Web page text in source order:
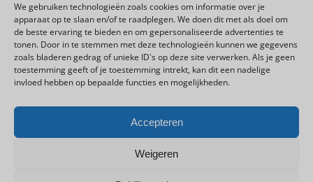
We gebruiken technologieën zoals cookies om informatie over je
apparaat op te slaan en/of te raadplegen. We doen dit met als doel om
de beste ervaring te bieden en om gepersonaliseerde advertenties te
tonen. Door in te stemmen met deze technologieën kunnen we gegevens
zoals bladeren gedrag of unieke ID's op deze site verwerken. Als je geen
toestemming geeft of je toestemming intrekt, kan dit een nadelige
invloed hebben op bepaalde functies en mogelijkheden.
Accepteren
Weigeren
9482 WR Tynaarlo
Nederland
T+31 (0) 592 580000
Einfo@ledgoeroe.nl
Copyright © 2025 - Alle rechten voorbehouden